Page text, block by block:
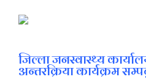
जिल्ला जनस्वास्थ्य
अन्तरक्रिया कार्यक्रम